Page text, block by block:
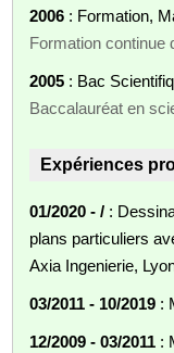
2006 : Formation,
Formation continue
2005 : Bac
Baccalauréat en
Expériences
01/2020 - / :
plans particuliers
Axia Ingenierie,
03/2011 - 10/2019 :
12/2009 - 03/2011 :